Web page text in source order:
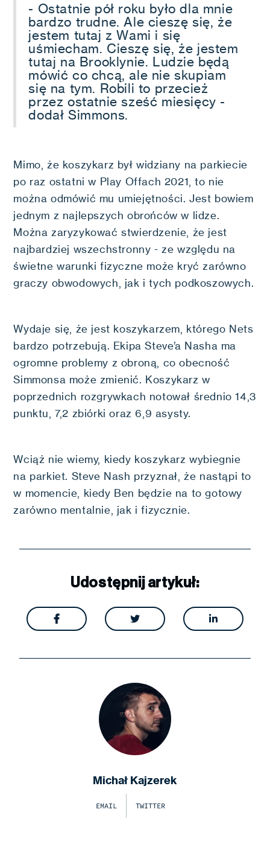
- Ostatnie pół roku było dla mnie
bardzo trudne. Ale cieszę się, że
jestem tutaj z Wami i się
uśmiecham. Cieszę się, że jestem
tutaj na Brooklynie. Ludzie będą
mówić co chcą, ale nie skupiam
się na tym. Robili to przecież
przez ostatnie sześć miesięcy -
dodał Simmons.
Mimo, że koszykarz był widziany na parkiecie
po raz ostatni w Play Offach 2021, to nie
można odmówić mu umiejętności. Jest bowiem
jednym z najlepszych obrońców w lidze.
Można zaryzykować stwierdzenie, że jest
najbardziej wszechstronny - ze względu na
świetne warunki fizyczne może kryć zarówno
graczy obwodowych, jak i tych podkoszowych.
Wydaje się, że jest koszykarzem, którego Nets
bardzo potrzebują. Ekipa Steve’a Nasha ma
ogromne problemy z obroną, co obecność
Simmonsa może zmienić. Koszykarz w
poprzednich rozgrywkach notował średnio 14,3
punktu, 7,2 zbiórki oraz 6,9 asysty.
Wciąż nie wiemy, kiedy koszykarz wybiegnie
na parkiet. Steve Nash przyznał, że nastąpi to
w momencie, kiedy Ben będzie na to gotowy
zarówno mentalnie, jak i fizycznie.
Udostępnij artykuł:
  
Michał Kajzerek
EMAIL TWITTER